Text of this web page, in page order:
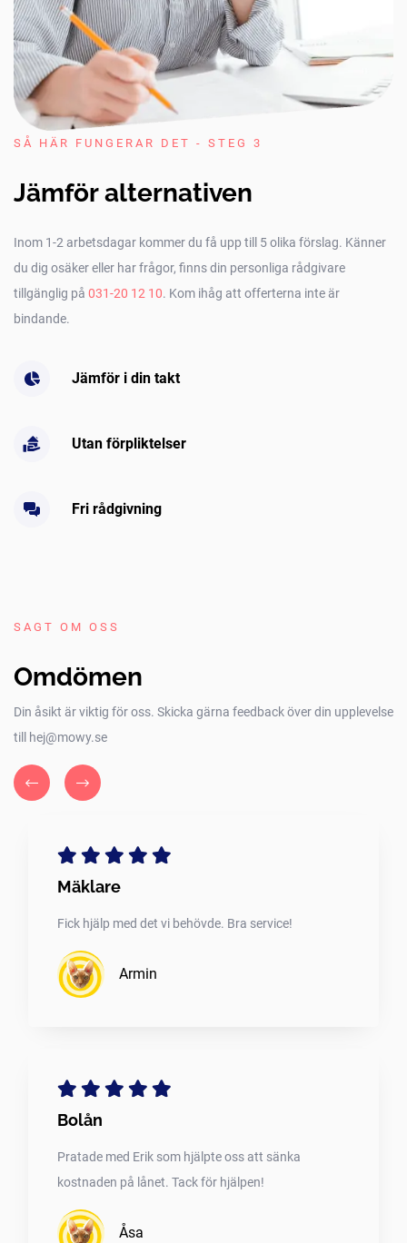
SÅ HÄR FUNGERAR DET - STEG 3
Jämför alternativen
Inom 1-2 arbetsdagar kommer du få upp till 5 olika förslag. Känner
du dig osäker eller har frågor, finns din personliga rådgivare
tillgänglig på 031-20 12 10. Kom ihåg att offerterna inte är
bindande.
Jämför i din takt
Utan förpliktelser
Fri rådgivning
SAGT OM OSS
Omdömen
Din åsikt är viktig för oss. Skicka gärna feedback över din upplevelse
till hej@mowy.se
Mäklare
Fick hjälp med det vi behövde. Bra service!
Armin
Bolån
Pratade med Erik som hjälpte oss att sänka
kostnaden på lånet. Tack för hjälpen!
Åsa